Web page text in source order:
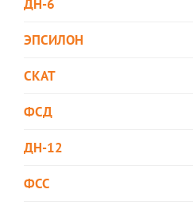
ЭПСИЛОН
СКАТ
ФСД
ДН-12
ФСС